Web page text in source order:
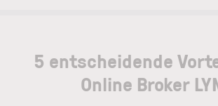
5 entscheidende
Online Broker